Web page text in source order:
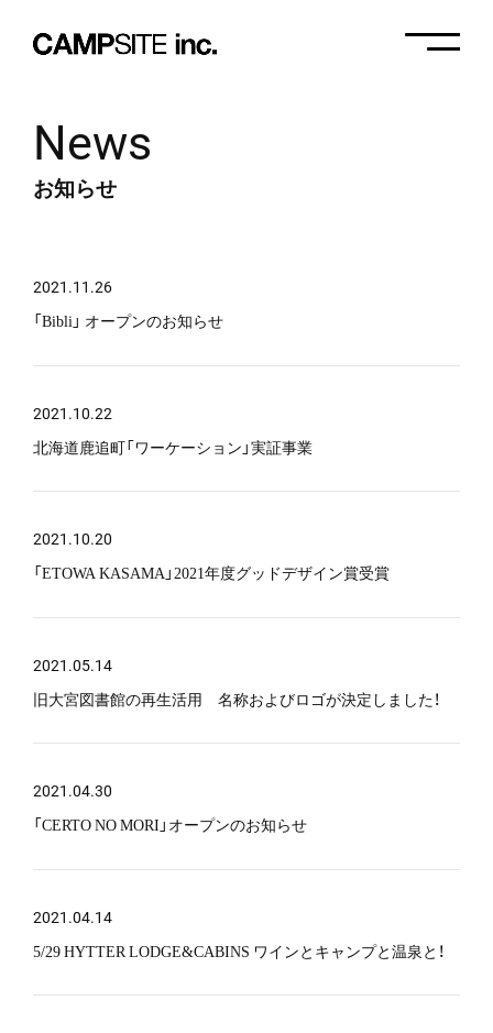
News
お知らせ
2021.11.26
「Bibli」 オープンのお知らせ
2021.10.22
北海道鹿追町「ワーケーション」実証事業
2021.10.20
「ETOWA KASAMA」2021年度グッドデザイン賞受賞
2021.05.14
旧大宮図書館の再生活用 名称およびロゴが決定しました！
2021.04.30
「CERTO NO MORI」オープンのお知らせ
2021.04.14
5/29 HYTTER LODGE&CABINS ワインとキャンプと温泉と！
About
建築設計
地域事業
プロジェクトマネジメント
Works
News
Recruit
Contact